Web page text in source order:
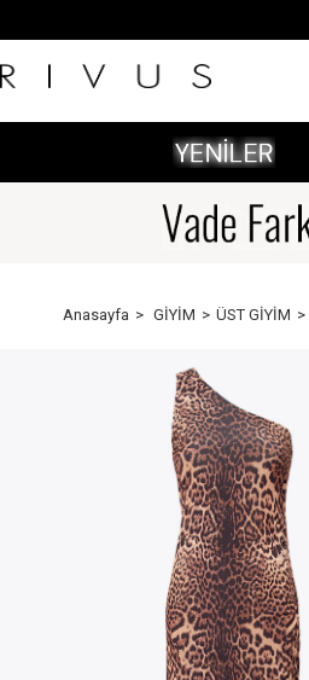
Anasayfa GİYİM ÜST GİYİM